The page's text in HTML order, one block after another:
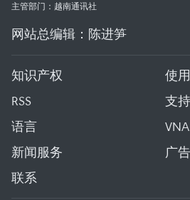
主管部门：越南通讯社
网站总编辑：陈进笋
知识产权
使
RSS
支持
语言
VNA
新闻服务
广告
联系